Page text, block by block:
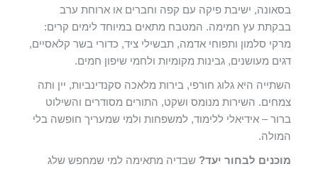
בסאונה, ישיבת פיקה עם קפה וחברים או ארוחת ערב
בבקתת עץ חמימה. המטבח מתאים במיוחד לימים קרים:
מרקי סלמון ותפוחי אדמה, תבשילי ציד, כדורי בשר קלאסיים,
דגים מעושנים, גבינות מקומיות ולחמי שיפון חמים.
השתייה היא גלוג חורפי, בירות מלאכה סקנדינביות, יין ותה
צמחים. השירות מנומס ושקט, התורים מסודרים והשילוט
ברור – אידיאלי ללימוד, למשפחות ולמי שמעריך חופשה בלי
המולה.
מוכנים לבחור יעד? שבדיה מתאימה למי שמחפש שלג